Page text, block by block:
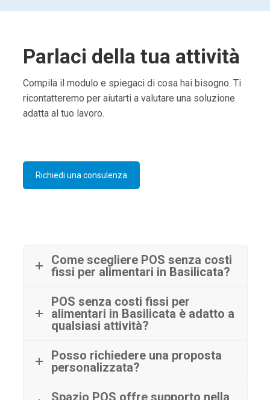
Parlaci della tua attività
Compila il modulo e spiegaci di cosa hai bisogno. Ti
ricontatteremo per aiutarti a valutare una soluzione
adatta al tuo lavoro.
Richiedi una consulenza
Come scegliere POS senza costi
fissi per alimentari in Basilicata?
POS senza costi fissi per
alimentari in Basilicata è adatto a
qualsiasi attività?
Posso richiedere una proposta
personalizzata?
Spazio POS offre supporto nella